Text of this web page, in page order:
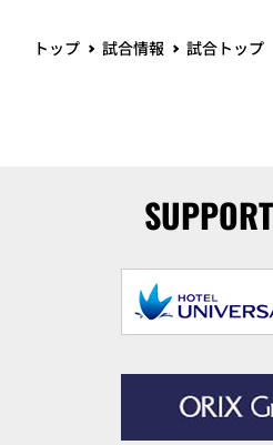
トップ 試合情報 試合トップ